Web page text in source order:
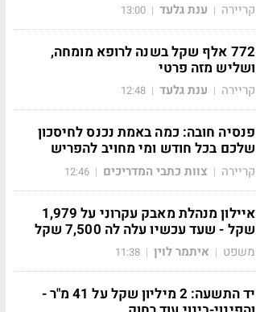
קריירה | ענת גלעד |
13:00
772 אלף שקל בשנה לרופא מומחה,
ושליש מזה פרטי
קריירה | ענת גלעד |
12:48
פנסיה חובה: כמה באמת נכנס לחיסכון
שלכם בכל חודש ומי מחויב להפריש
קריירה | צוות כתבי המדריכים |
12:46
איילון מנהלת מאבק עקרוני על 1,979
שקל - שעד עכשיו עלה לה 7,500 שקל
משפט | איתמר לוין |
11:38
יד התשעה: 2 מיליון שקל על 41 מ"ר -